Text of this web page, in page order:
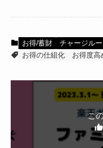
お得/蓄財
チャージル
お得の仕組化
お得度高
こ